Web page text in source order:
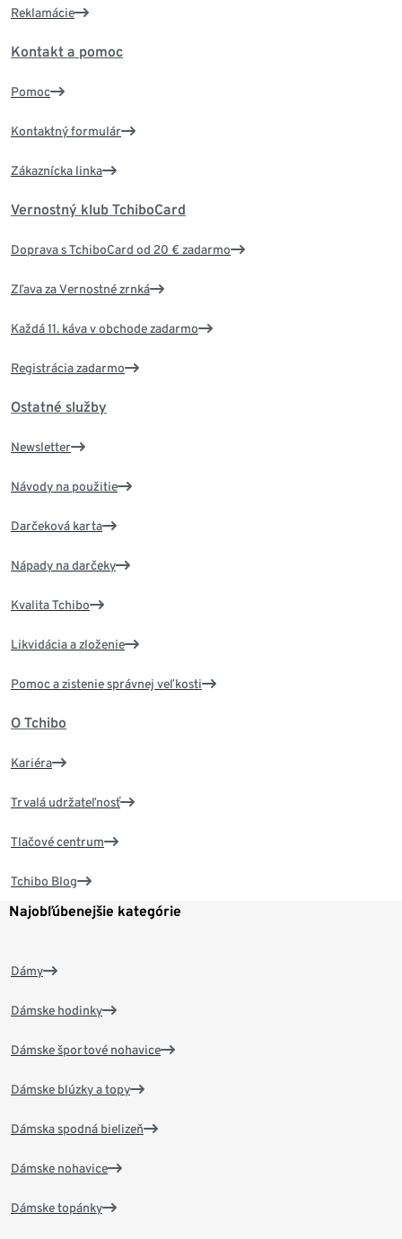
Reklamácie
Kontakt a pomoc
Pomoc
Kontaktný formulár
Zákaznícka linka
Vernostný klub TchiboCard
Doprava s TchiboCard od 20 € zadarmo
Zľava za Vernostné zrnká
Každá 11. káva v obchode zadarmo
Registrácia zadarmo
Ostatné služby
Newsletter
Návody na použitie
Darčeková karta
Nápady na darčeky
Kvalita Tchibo
Likvidácia a zloženie
Pomoc a zistenie správnej veľkosti
O Tchibo
Kariéra
Trvalá udržateľnosť
Tlačové centrum
Tchibo Blog
Najobľúbenejšie kategórie
Dámy
Dámske hodinky
Dámske športové nohavice
Dámske blúzky a topy
Dámska spodná bielizeň
Dámske nohavice
Dámske topánky